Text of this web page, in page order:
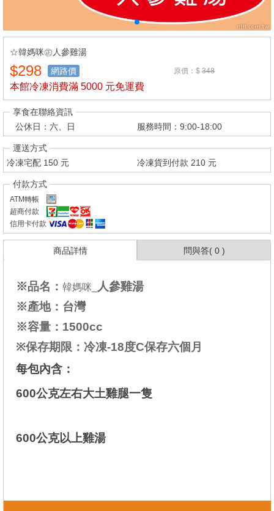
☆韓媽咪㊣人參雞湯
$298 網路價 原價：$ 348
本館冷凍消費滿 5000 元免運費
享食在聯絡資訊
公休日：六、日
服務時間：9:00-18:00
運送方式
冷凍宅配 150 元 冷凍貨到付款 210 元
付款方式
ATM轉帳
超商付款
信用卡付款
商品詳情 問與答( 0)
※品名： 韓媽咪_
人參雞湯
※產地：台灣
※容量：1500cc
※保存期限：冷凍-18度C保存六個月
每包內含：
600公克左右大土雞腿一隻
600公克以上雞湯